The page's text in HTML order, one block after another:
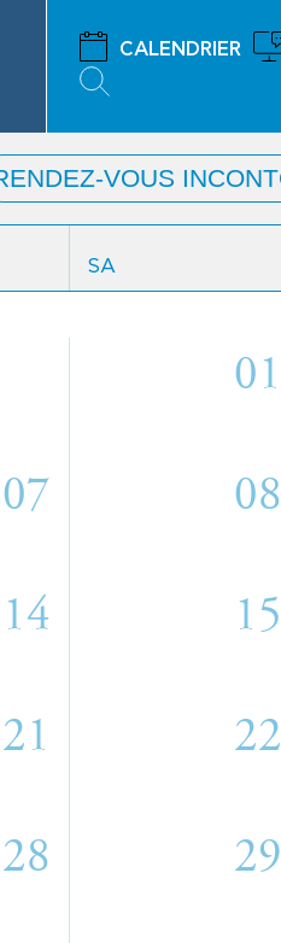
CALENDRIER
SA
01
07 08
14 15
21 22
28 29